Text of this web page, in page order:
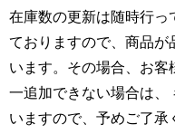
在庫数の更新は随時行っ
ておりますので、商品が
います。その場合、お
一追加できない場合は、
いますので、予めご了承